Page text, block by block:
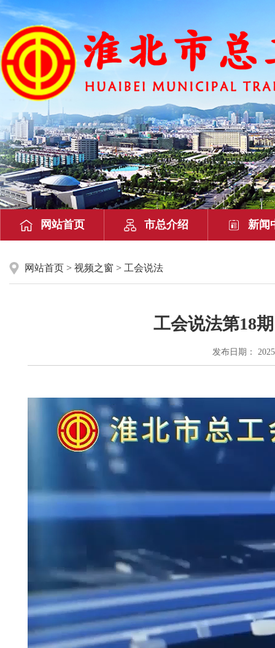
网站首页 市总介绍 新闻
网站首页 > 视频之窗 > 工会说法
工会说法第18
发布日期：